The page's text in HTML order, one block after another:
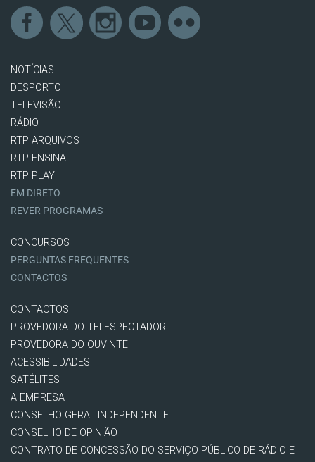
NOTÍCIAS
DESPORTO
TELEVISÃO
RÁDIO
RTP ARQUIVOS
RTP ENSINA
RTP PLAY
EM DIRETO
REVER PROGRAMAS
CONCURSOS
PERGUNTAS FREQUENTES
CONTACTOS
CONTACTOS
PROVEDORA DO TELESPECTADOR
PROVEDORA DO OUVINTE
ACESSIBILIDADES
SATÉLITES
A EMPRESA
CONSELHO GERAL INDEPENDENTE
CONSELHO DE OPINIÃO
CONTRATO DE CONCESSÃO DO SERVIÇO PÚBLICO DE RÁDIO E